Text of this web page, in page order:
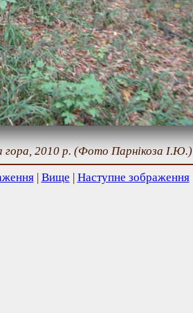
гора, 2010 р. (Фото Парнікоза І.Ю.)
| Вище | Наступне зображення